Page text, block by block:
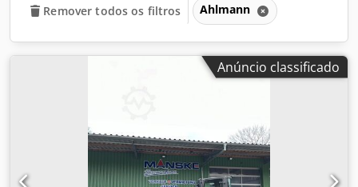
Remover todos os filtros Ahlmann
Anúncio classificado